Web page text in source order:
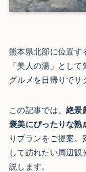
熊本県北部に位置す
「美人の湯」とし
グルメを日帰りでサ
この記事では、絶景
褒美にぴったりな熟
りプランをご提案
して訪れたい周辺
説します。